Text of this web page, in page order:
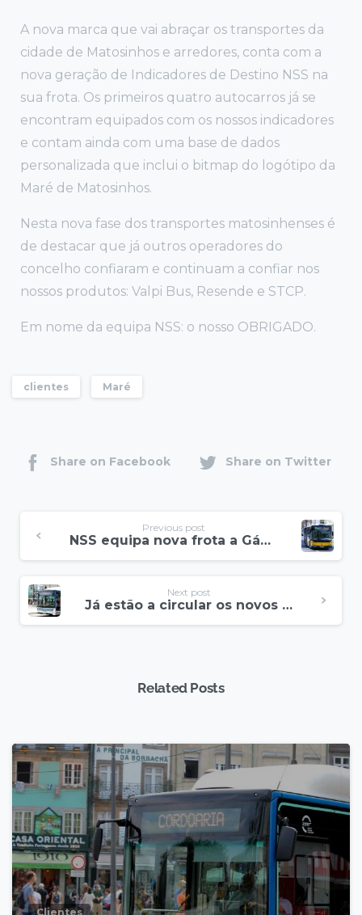
A nova marca que vai abraçar os transportes da
cidade de Matosinhos e arredores, conta com a
nova geração de Indicadores de Destino NSS na
sua frota. Os primeiros quatro autocarros já se
encontram equipados com os nossos indicadores
e contam ainda com uma base de dados
personalizada que inclui o bitmap do logótipo da
Maré de Matosinhos.
Nesta nova fase dos transportes matosinhenses é
de destacar que já outros operadores do
concelho confiaram e continuam a confiar nos
nossos produtos: Valpi Bus, Resende e STCP.
Em nome da equipa NSS: o nosso OBRIGADO.
clientes Maré
Share on Facebook Share on Twitter
Previous post
NSS equipa nova frota a Gás Natural da Carris
Next post
Já estão a circular os novos autocarros STCP com Indicadores NSS
Related Posts
Clientes